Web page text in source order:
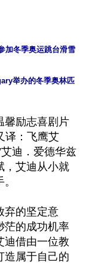
加冬季奥运跳台滑雪
举办的冬季奥林匹
馨励志喜剧片
译：飞鹰艾
迪．爱德华兹
，艾迪从小就
弃的坚定意
茫的成功机率
迪借由一位教
造属于自己的